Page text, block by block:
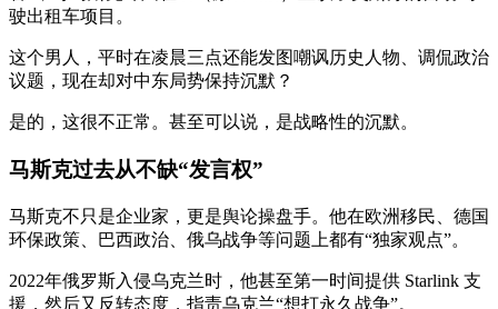
驶出租车项目。
这个男人，平时在凌晨三点还能发图嘲讽历史人物、调侃政治
议题，现在却对中东局势保持沉默？
是的，这很不正常。甚至可以说，是战略性的沉默。
马斯克过去从不缺“发言权”
马斯克不只是企业家，更是舆论操盘手。他在欧洲移民、德国
环保政策、巴西政治、俄乌战争等问题上都有“独家观点”。
2022年俄罗斯入侵乌克兰时，他甚至第一时间提供 Starlink 支
援，然后又反转态度，指责乌克兰“想打永久战争”。